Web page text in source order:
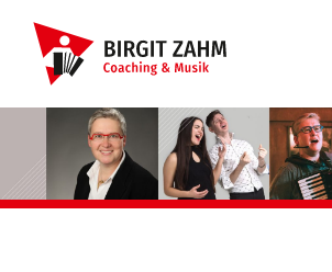
Skip
content